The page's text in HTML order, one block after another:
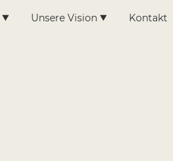
Unsere Vision Kontakt